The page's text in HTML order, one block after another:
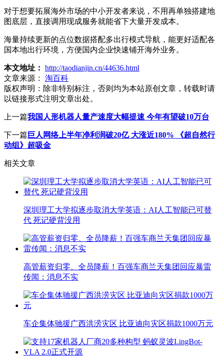
对于想要拓展海外市场的中小开发者来说，不用再单独搭建地
图底层，直接调用现成服务就能省下大量开发成本。
海量持续更新的点位数据搭配多出行模式导航，能更好适配各
国本地出行环境，方便国内企业快速铺开海外业务。
本文地址： http://taodianjin.cn/44636.html
文章来源：
淘百科
版权声明： 除非特别标注，否则均为本站原创文章，转载时请
以链接形式注明文章出处。
上一篇我国人形机器人量产速度大幅提速 今年有望破10万台
下一篇 巨人网络上半年净利润破20亿 大涨近180% 《超自然行
动组》超吸金
相关文章
深圳理工大学拟逐步取消大学英语：AI人工智能已可替
代 死记硬背没用
高管薪资归零、全员降薪！百强车商兰天集团回应暴雷
传闻：消息不实
车企集体驰援广西洪涝灾区 比亚迪向灾区捐款1000万元